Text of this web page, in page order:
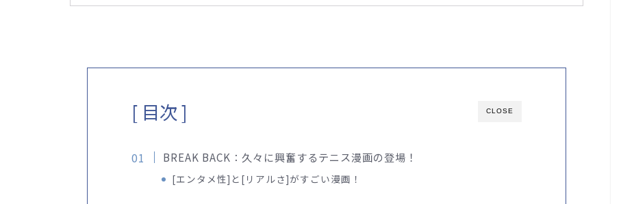
CLOSE
[ 目次 ]
BREAK BACK：久々に興奮するテニス漫画の登場！
[エンタメ性]と[リアルさ]がすごい漫画！